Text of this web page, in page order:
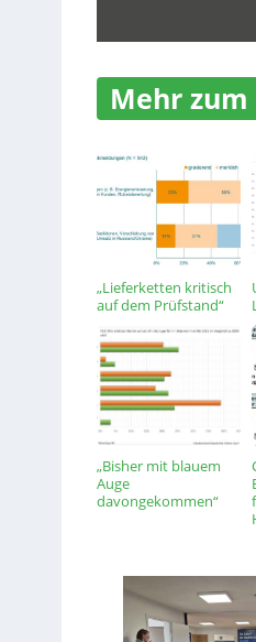
Mehr zum
„Lieferketten kritisch
auf dem Prüfstand“
„Bisher mit blauem
Auge
davongekommen“